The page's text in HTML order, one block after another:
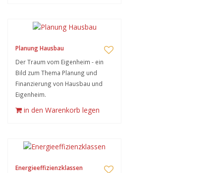
Planung Hausbau
Der Traum vom Eigenheim - ein
Bild zum Thema Planung und
Finanzierung von Hausbau und
Eigenheim.
in den Warenkorb legen
Energieeffizienzklassen